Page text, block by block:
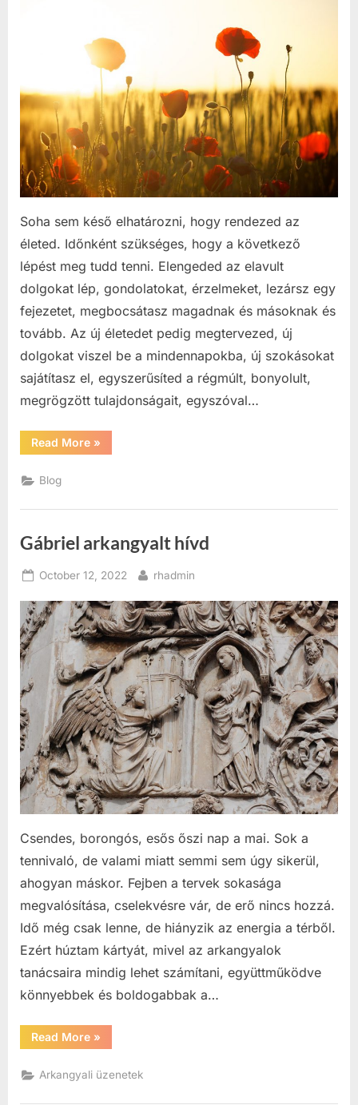
Soha sem késő elhatározni, hogy rendezed az
életed. Időnként szükséges, hogy a következő
lépést meg tudd tenni. Elengeded az elavult
dolgokat lép, gondolatokat, érzelmeket, lezársz egy
fejezetet, megbocsátasz magadnak és másoknak és
tovább. Az új életedet pedig megtervezed, új
dolgokat viszel be a mindennapokba, új szokásokat
sajátítasz el, egyszerűsíted a régmúlt, bonyolult,
megrögzött tulajdonságait, egyszóval…
Read More“Egyszerűsíts!”
»
Blog
Gábriel arkangyalt hívd
Posted
October 12, 2022 By
rhadmin
Csendes, borongós, esős őszi nap a mai. Sok a
tennivaló, de valami miatt semmi sem úgy sikerül,
ahogyan máskor. Fejben a tervek sokasága
megvalósítása, cselekvésre vár, de erő nincs hozzá.
Idő még csak lenne, de hiányzik az energia a térből.
Ezért húztam kártyát, mivel az arkangyalok
tanácsaira mindig lehet számítani, együttműködve
könnyebbek és boldogabbak a…
Read More“Gábriel
arkangyalt
»
Arkangyali üzenetek